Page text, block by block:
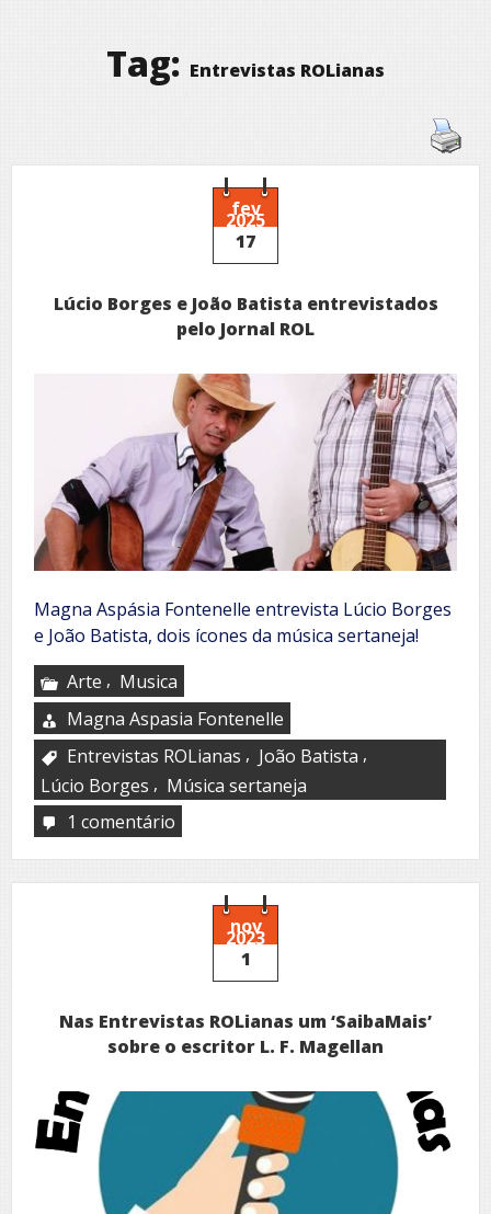
Tag: Entrevistas ROLianas
fev
2025
17
Lúcio Borges e João Batista entrevistados
pelo Jornal ROL
Magna Aspásia Fontenelle entrevista Lúcio Borges
e João Batista, dois ícones da música sertaneja!
Arte , Musica
Magna Aspasia Fontenelle
Entrevistas ROLianas , João Batista ,
Lúcio Borges , Música sertaneja
1 comentário
Borges
e
Batista
entrevistados
Jornal
nov
2023
1
Nas Entrevistas ROLianas um ‘SaibaMais’
sobre o escritor L. F. Magellan